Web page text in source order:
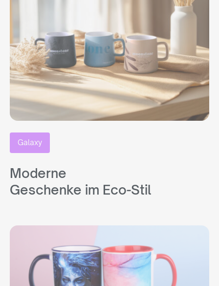
Galaxy
Moderne
Geschenke im Eco-Stil